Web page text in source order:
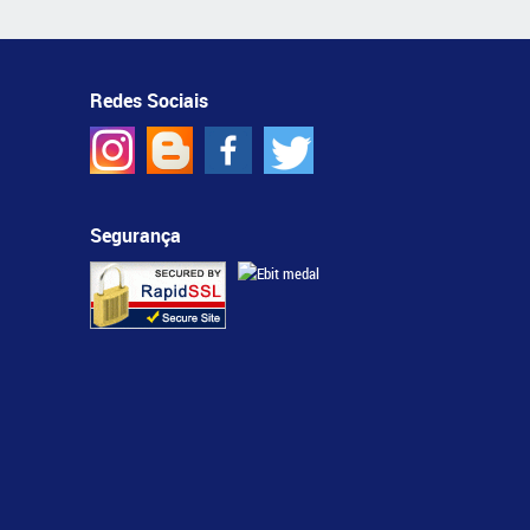
Redes Sociais
Segurança